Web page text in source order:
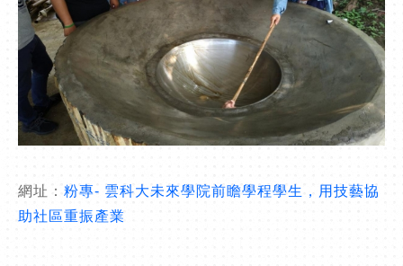
網址： 粉專- 雲科大未來學院前瞻學程學生，用技藝協
助社區重振產業